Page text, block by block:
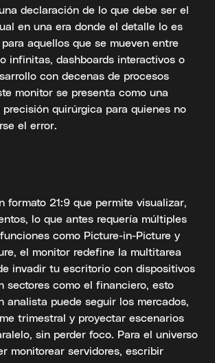
declaración de lo que debe ser el
en una era donde el detalle lo es
aquellos que se mueven entre
infinitas, dashboards interactivos o
con decenas de procesos
monitor se presenta como una
quirúrgica para quienes no
el error.
formato 21:9 que permite visualizar,
lo que antes requería múltiples
como Picture-in-Picture y
el monitor redefine la multitarea
invadir tu escritorio con dispositivos
sectores como el financiero, esto
analista puede seguir los mercados,
trimestral y proyectar escenarios
sin perder foco. Para el universo
monitorear servidores, escribir